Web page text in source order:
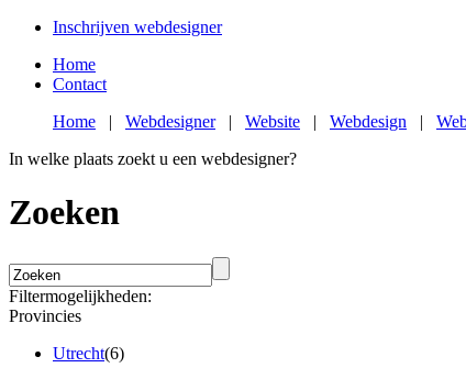
Inschrijven webdesigner
Home
Contact
Home | Webdesigner| Website | Webdesign |
In welke plaats zoekt u een webdesigner?
Zoeken
Filtermogelijkheden:
Provincies
Utrecht(6)